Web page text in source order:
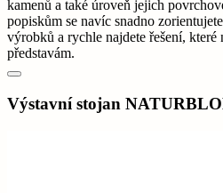
kamenů a také úroveň jejich
popiskům se navíc snadno
výrobků a rychle najdete řešení, které
představám.
Výstavní stojan